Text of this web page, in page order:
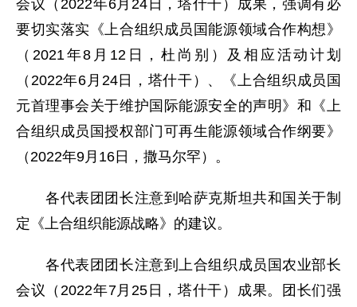
会议（2022年6月24日，塔什干）成果，强调有必
要切实落实《上合组织成员国能源领域合作构想》
（2021年8月12日，杜尚别）及相应活动计划
（2022年6月24日，塔什干）、《上合组织成员国
元首理事会关于维护国际能源安全的声明》和《上
合组织成员国授权部门可再生能源领域合作纲要》
（2022年9月16日，撒马尔罕）。
各代表团团长注意到哈萨克斯坦共和国关于制
定《上合组织能源战略》的建议。
各代表团团长注意到上合组织成员国农业部长
会议（2022年7月25日，塔什干）成果。团长们强